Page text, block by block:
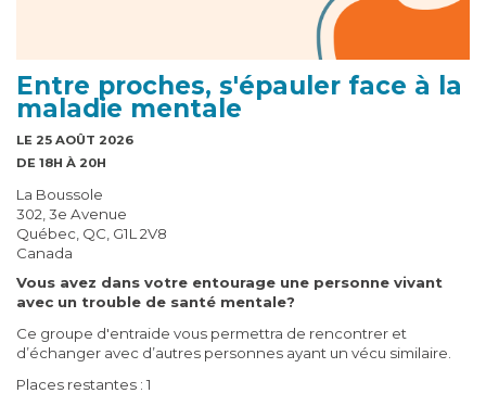
Entre proches, s'épauler face à la
maladie mentale
LE 25 AOÛT 2026
DE 18H À 20H
La Boussole
302, 3e Avenue
Québec, QC, G1L 2V8
Canada
Vous avez dans votre entourage une personne vivant
avec un trouble de santé mentale?
Ce groupe d'entraide vous permettra de rencontrer et
d’échanger avec d’autres personnes ayant un vécu similaire.
Places restantes : 1